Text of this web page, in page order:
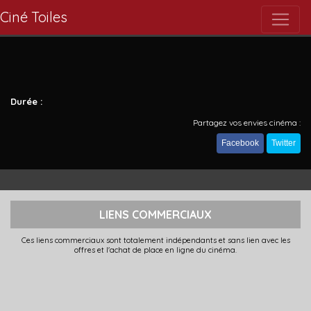
Ciné Toiles
Durée :
Partagez vos envies cinéma :
Facebook Twitter
LIENS COMMERCIAUX
Ces liens commerciaux sont totalement indépendants et sans lien avec les
offres et l'achat de place en ligne du cinéma.